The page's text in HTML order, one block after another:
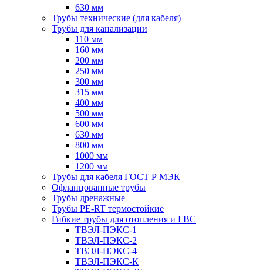
630 мм
Трубы технические (для кабеля)
Трубы для канализации
110 мм
160 мм
200 мм
250 мм
300 мм
315 мм
400 мм
500 мм
600 мм
630 мм
800 мм
1000 мм
1200 мм
Трубы для кабеля ГОСТ Р МЭК
Офланцованные трубы
Трубы дренажные
Трубы PE-RT термостойкие
Гибкие трубы для отопления и ГВС
ТВЭЛ-ПЭКС-1
ТВЭЛ-ПЭКС-2
ТВЭЛ-ПЭКС-4
ТВЭЛ-ПЭКС-К